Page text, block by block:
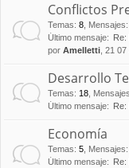
Conflictos
Temas: 8 Mensajes:
Último mensaje:
por Amelletti , 21
Desarrollo
Temas: 18 Mensajes
Último mensaje:
Economía
Temas: 5 Mensajes:
Último mensaje: